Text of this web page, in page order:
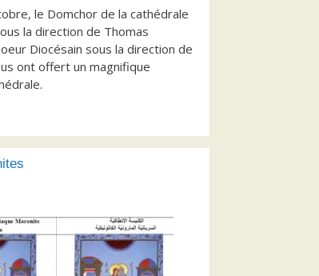
le Domchor de la cathédrale
la direction de Thomas
Diocésain sous la direction de
ont offert un magnifique